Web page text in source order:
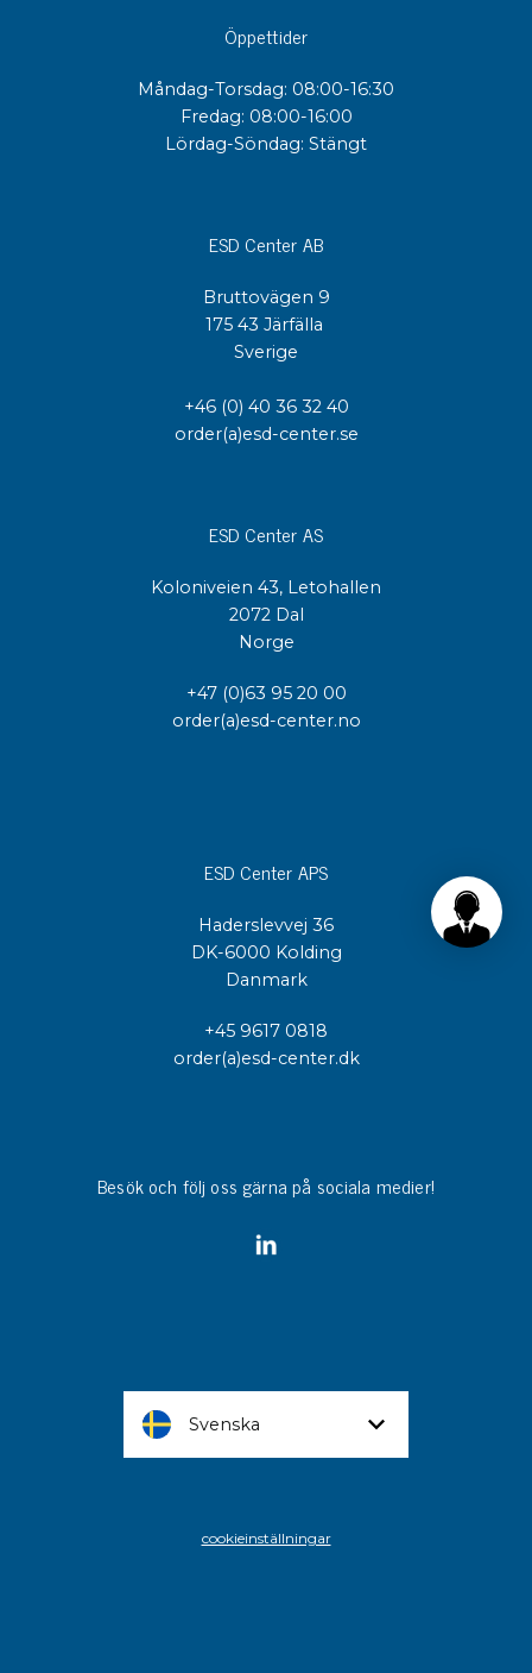
Öppettider
Måndag-Torsdag: 08:00-16:30
Fredag: 08:00-16:00
Lördag-Söndag: Stängt
ESD Center AB
Bruttovägen 9
175 43 Järfälla
Sverige
+46 (0) 40 36 32 40
order(a)esd-center.se
ESD Center AS
Koloniveien 43, Letohallen
2072 Dal
Norge
+47 (0)63 95 20 00
order(a)esd-center.no
ESD Center APS
Haderslevvej 36
DK-6000 Kolding
Danmark
+45 9617 0818
order(a)esd-center.dk
Besök och följ oss gärna på sociala medier!
Svenska
cookieinställningar